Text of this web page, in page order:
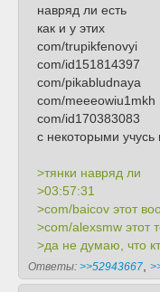
навряд ли есть
как и у этих
сom/trupikfenovyi
com/id151814397
com/pikabludnaya
com/meeeowiu1mkh
com/id170383083
с некоторыми
>тянки навряд ли
>03:57:31
>com/baicov этот
>com/alexsmw этот
>да не думаю, что
Ответы: >>52943667